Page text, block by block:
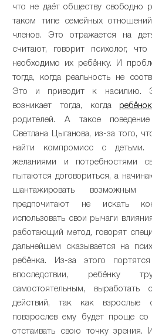
что не даёт обществу свободно
таком типе семейных
членов. Это отражается на
считают, говорит психолог,
необходимо их ребёнку. И
тогда, когда реальность не
Это и приводит к насилию.
возникает тогда, когда ребёнок
родителей. А такое
Светлана Цыганова, из-за того,
найти компромисс с детьми.
желаниями и потребностями
пытаются договориться, а
шантажировать возможным
предпочитают не искать
использовать свои рычаги
работающий метод, говорят
дальнейшем сказывается на
ребёнка. Из-за этого
впоследствии, ребёнку
самостоятельным, выработать
действий, так как
повзрослев ему будет проще
отстаивать свою точку